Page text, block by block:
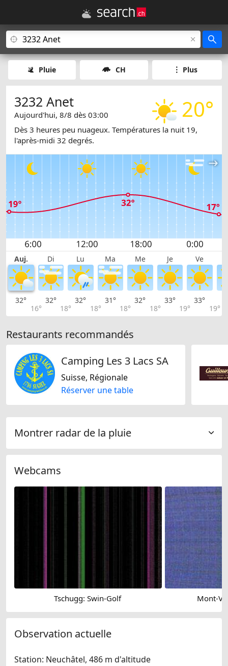
Pluie CH Plus
20°
3232 Anet
Aujourd'hui, 8/8 dès 03:00
Dès 3 heures peu nuageux. Températures la nuit 19,
l'après-midi 32 degrés.
Auj. Di Lu Ma Me Je Ve
32°
16°
32°
18°
32°
18°
31°
18°
32°
18°
33°
19°
33°
19°
Restaurants recommandés
Camping Les 3 Lacs SA
Suisse, Régionale
Réserver une table
Montrer radar de la pluie
Webcams
Tschugg: Swin-Golf Mont-
Observation actuelle
Station: Neuchâtel, 486 m d'altitude